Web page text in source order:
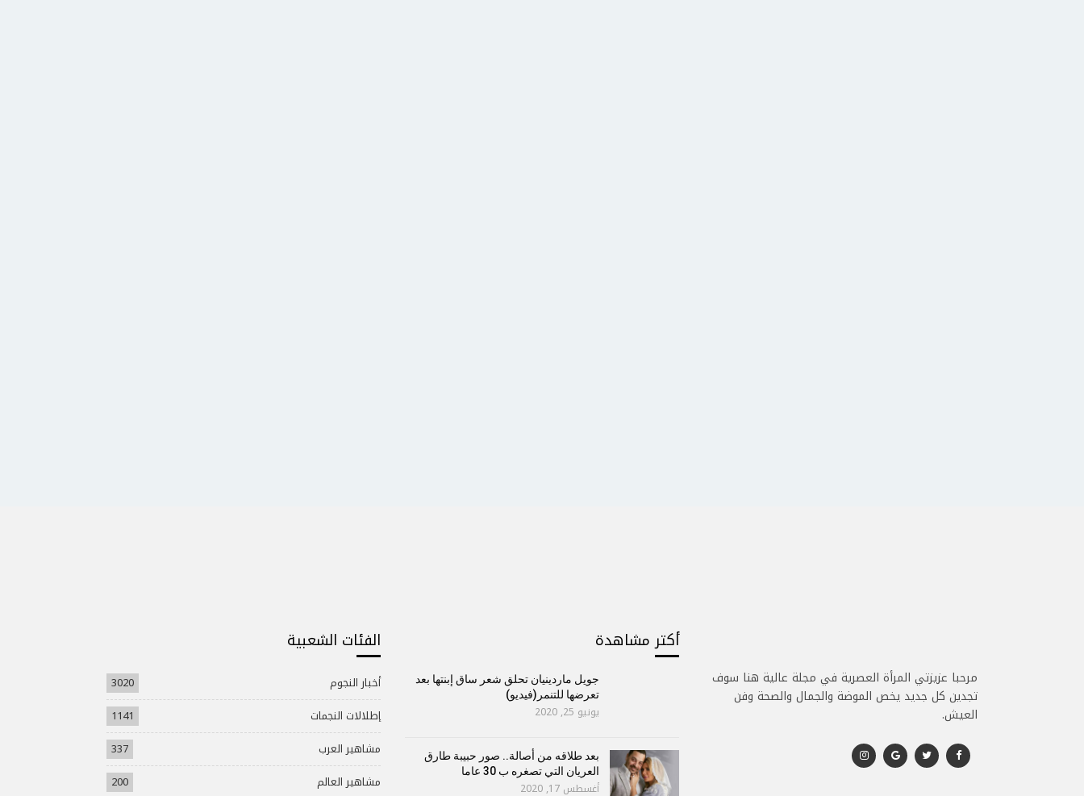
مرحبا عزيزتي المرأة العصرية في مجلة عالية هنا سوف
تجدين كل جديد يخص الموضة والجمال والصحة وفن
العيش.
أكتر مشاهدة
جويل ماردينيان تحلق شعر ساق إبنتها بعد
تعرضها للتنمر(فيديو)
يونيو 25, 2020
بعد طلاقه من أصالة.. صور حبيبة طارق
العريان التي تصغره ب 30 عاما
أغسطس 17, 2020
الفئات الشعبية
أخبار النجوم
3020
إطلالات النجمات
1141
مشاهير العرب
337
مشاهير العالم
200